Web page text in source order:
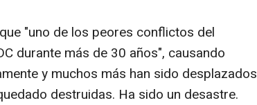
"uno de los peores conflictos del
durante más de 30 años", causando
y muchos más han sido desplazados
destruidas. Ha sido un desastre.